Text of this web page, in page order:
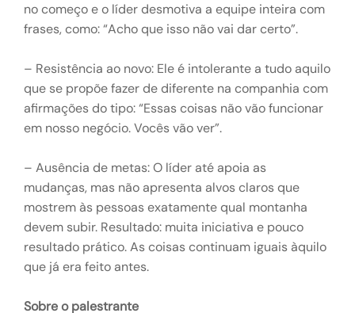
no começo e o líder desmotiva a equipe inteira com
frases, como: “Acho que isso não vai dar certo”.
– Resistência ao novo: Ele é intolerante a tudo aquilo
que se propõe fazer de diferente na companhia com
afirmações do tipo: “Essas coisas não vão funcionar
em nosso negócio. Vocês vão ver”.
– Ausência de metas: O líder até apoia as
mudanças, mas não apresenta alvos claros que
mostrem às pessoas exatamente qual montanha
devem subir. Resultado: muita iniciativa e pouco
resultado prático. As coisas continuam iguais àquilo
que já era feito antes.
Sobre o palestrante